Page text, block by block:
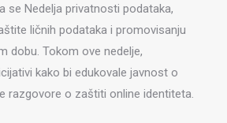
se Nedelja privatnosti podataka,
ličnih podataka i promovisanju
dobu. Tokom ove nedelje,
kako bi edukovale javnost o
razgovore o zaštiti online identiteta.